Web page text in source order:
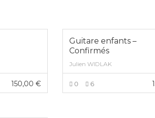
150,00 €
Guitare enfants –
Confirmés
Julien WIDLAK
0 6